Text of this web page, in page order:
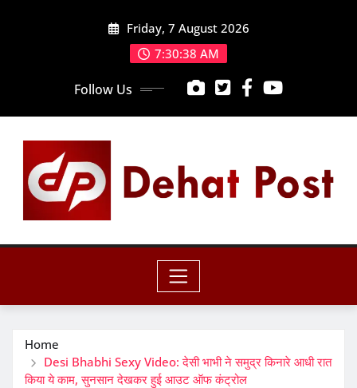
Friday, 7 August 2026
7:30:40 AM
Follow Us
Home
Desi Bhabhi Sexy Video: देसी भाभी ने समुद्र किनारे आधी रात
किया ये काम, सुनसान देखकर हुई आउट ऑफ कंट्रोल